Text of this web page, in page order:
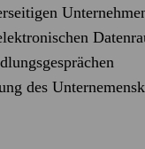
des